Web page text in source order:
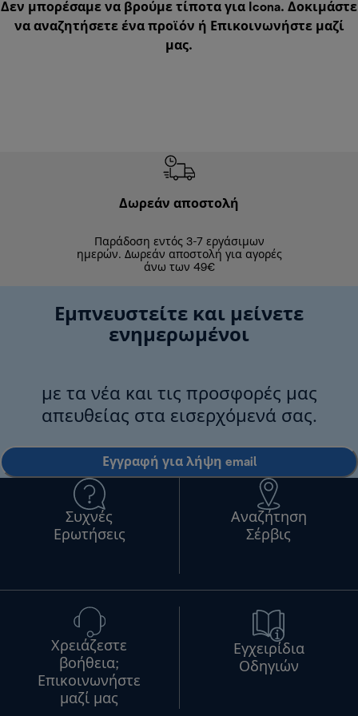
Δεν μπορέσαμε να βρούμε τίποτα για Icona. Δοκιμάστε
να αναζητήσετε ένα προϊόν ή Επικοινωνήστε μαζί
μας.
Δωρεάν αποστολή
Παράδοση εντός 3-7 εργάσιμων
ημερών. Δωρεάν αποστολή για αγορές
άνω των 49€
Εμπνευστείτε και μείνετε
ενημερωμένοι
με τα νέα και τις προσφορές μας
απευθείας στα εισερχόμενά σας.
Εγγραφή για λήψη email
Συχνές
Ερωτήσεις
Αναζήτηση
Σέρβις
Χρειάζεστε
βοήθεια;
Επικοινωνήστε
μαζί μας
Εγχειρίδια
Οδηγιών